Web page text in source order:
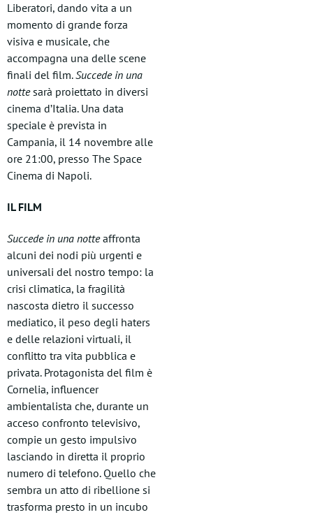
Liberatori, dando vita a un
momento di grande forza
visiva e musicale, che
accompagna una delle scene
finali del film.Succede in una
nottesarà proiettato in diversi
cinema d’Italia. Una data
speciale è prevista in
Campania, il 14 novembre alle
ore 21:00, presso The Space
Cinema di Napoli.
IL FILM
Succede in una notteaffronta
alcuni dei nodi più urgenti e
universali del nostro tempo: la
crisi climatica, la fragilità
nascosta dietro il successo
mediatico, il peso degli haters
e delle relazioni virtuali, il
conflitto tra vita pubblica e
privata. Protagonista del film è
Cornelia, influencer
ambientalista che, durante un
acceso confronto televisivo,
compie un gesto impulsivo
lasciando in diretta il proprio
numero di telefono. Quello che
sembra un atto di ribellione si
trasforma presto in un incubo